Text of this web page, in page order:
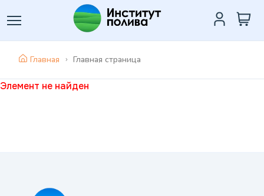
Главная Главная страница
Элемент не найден